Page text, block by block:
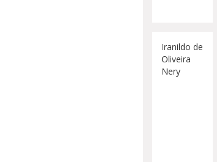
Iranildo de
Oliveira
Nery